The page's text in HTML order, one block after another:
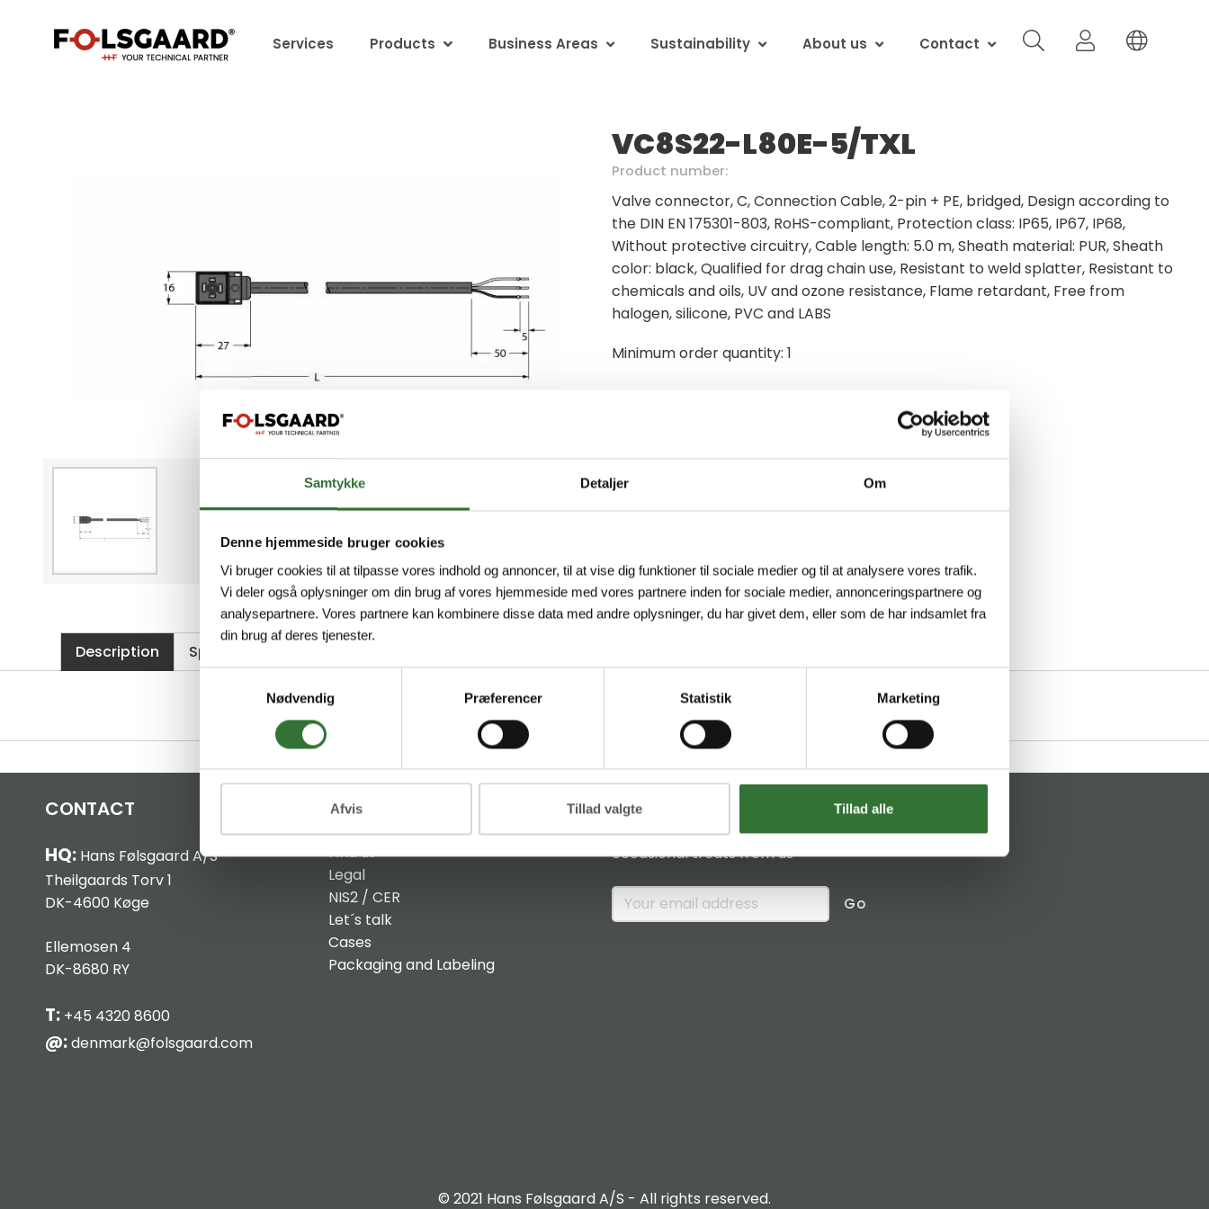
Samtykke Detaljer Om
Denne hjemmeside bruger cookies
Vi bruger cookies til at tilpasse vores indhold og annoncer, til at vise dig funktioner til sociale medier og til at analysere vores trafik.
Vi deler også oplysninger om din brug af vores hjemmeside med vores partnere inden for sociale medier, annonceringspartnere og
analysepartnere. Vores partnere kan kombinere disse data med andre oplysninger, du har givet dem, eller som de har indsamlet fra
din brug af deres tjenester.
Nødvendig
Præferencer Statistik Marketing
Afvis Tillad valgte Tillad alle
Services Products Business Areas Sustainability About us Contact
VC8S22-L80E-5/TXL
Product number:
Valve connector, C, Connection Cable, 2-pin + PE, bridged, Design according to
the DIN EN 175301-803, RoHS-compliant, Protection class: IP65, IP67, IP68,
Without protective circuitry, Cable length: 5.0 m, Sheath material: PUR, Sheath
color: black, Qualified for drag chain use, Resistant to weld splatter, Resistant to
chemicals and oils, UV and ozone resistance, Flame retardant, Free from
halogen, silicone, PVC and LABS
Minimum order quantity: 1
Description Specifications
CONTACT
HQ:Hans Følsgaard A/S
Theilgaards Torv 1
DK-4600 Køge
Ellemosen 4
DK-8680 RY
T:+45 4320 8600
@:denmark@folsgaard.com
INFO
Find us
Legal
NIS2 / CER
Let´s talk
Cases
Packaging and Labeling
News & Insights
Sign up if you would like to receive
occasional treats from us
Go
© 2021 Hans Følsgaard A/S - All rights reserved.